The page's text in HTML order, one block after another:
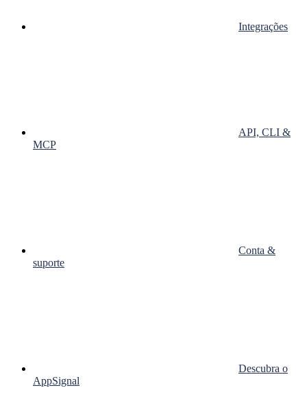
Integrações
API, CLI &
MCP
Conta &
suporte
Descubra o
AppSignal